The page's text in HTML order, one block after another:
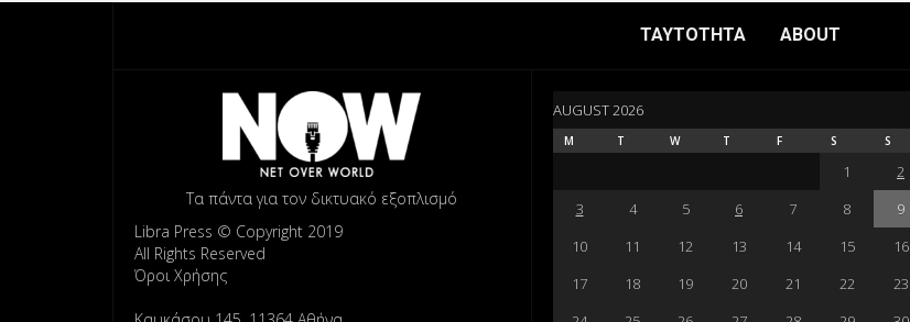
ΤΑΥΤΟΤΗΤΑ ABOUT
Τα πάντα για τον δικτυακό εξοπλισμό
Libra Press © Copyright 2019
All Rights Reserved
Όροι Χρήσης
AUGUST 2026
M T W T F S S
1
2
3
4 5 6 7 8
9
10
11 12 13 14 15
16
17
18 19 20 21 22
23